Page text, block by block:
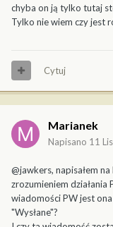
chyba on ją tylko tutaj
Tylko nie wiem czy jest
Cytuj
Marianek
Napisano 11
@jawkers, napisałem
zrozumieniem działania
wiadomości PW jest
"Wysłane"?